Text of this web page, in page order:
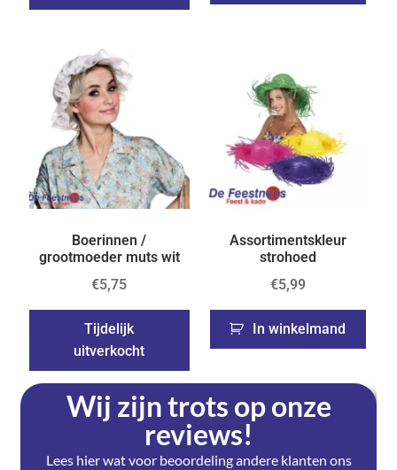
Boerinnen /
grootmoeder muts wit
€5,75
Tijdelijk
uitverkocht
Assortimentskleur
strohoed
€5,99
In winkelmand
Wij zijn trots op onze
reviews!
Lees hier wat voor beoordeling andere klanten ons